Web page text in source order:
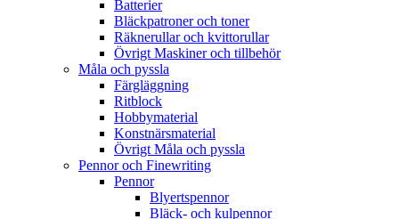
Batterier
Bläckpatroner och toner
Räknerullar och kvittorullar
Övrigt Maskiner och tillbehör
Måla och pyssla
Färgläggning
Ritblock
Hobbymaterial
Konstnärsmaterial
Övrigt Måla och pyssla
Pennor och Finewriting
Pennor
Blyertspennor
Bläck- och kulpennor